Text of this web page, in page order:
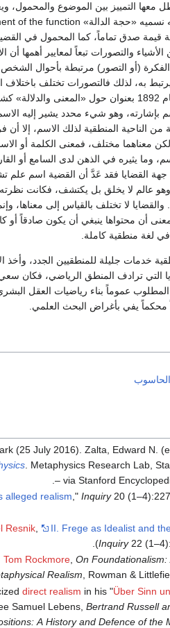
معها التمييز بين الموضوع والمحمول،
قيمة صدق تماماً، كما المحمول في
والتصورات تبعاً لمعايير أهمها
(أو التصور) مرتبطة بأحوال الشخص
به، لذلك فالتصورات تختلف باختلاف
المعنى في مقال نشره عام 1892 بعنوان
بإشارته، وهو شيء محدد يشير إليه
الناحية المنطقية لذلك الاسم، إلا
مختلف، فمعنى الكلمة أو الاسم
وما يثيره في الذهن لدى السامع أو
القضايا فقد عَدَّ أن القضية اسم علم
وهو عالم لا يخلق بل يكتشف، فكانت
لا تختلف بالقياس إلى معناها،
أن محتواها ينبغي أن يكون صادقاً أو
في لغة منطقية كاملة.
خدمات جليلة للمنطقيين الجدد، وأخذ
التي ترادف المنطق الرياضي، فكان
المطلوب عموماً بناء رياضيات العقل
يفي بأغراض البحث العلمي.
(25 July 2016). Zalta, Edward N.
. Metaphysics Research Lab,
– via Stanford
alleged realism,"Inquiry20
Resnik II. Frege as Idealist and
Inquiry22
Tom Rockmore ,On
Realism , Rowman &
direct realism in his "Über Sinn
Samuel Lebens,Bertrand Russell
A History and Defence of the